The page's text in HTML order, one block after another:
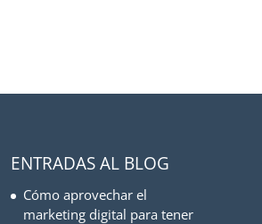
ENTRADAS AL BLOG
Cómo aprovechar el
marketing digital para tener